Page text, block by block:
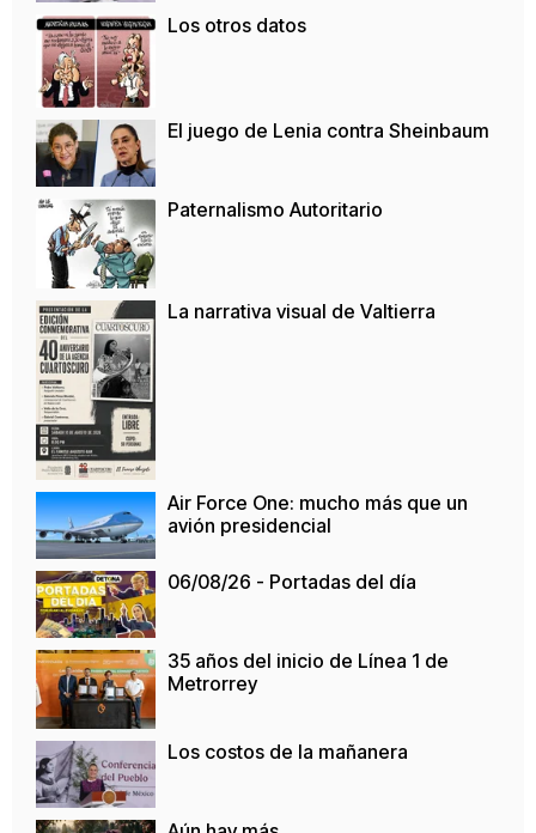
Los otros datos
El juego de Lenia contra Sheinbaum
Paternalismo Autoritario
La narrativa visual de Valtierra
Air Force One: mucho más que un
avión presidencial
06/08/26 - Portadas del día
35 años del inicio de Línea 1 de
Metrorrey
Los costos de la mañanera